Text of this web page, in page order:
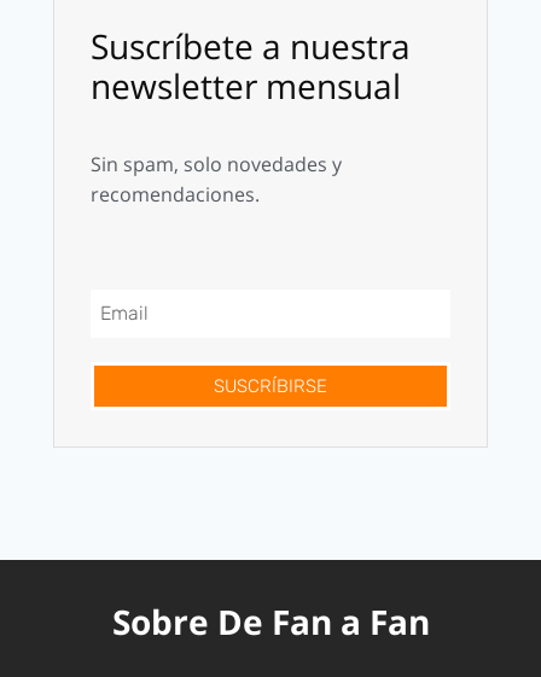
Suscríbete a nuestra
newsletter mensual
Sin spam, solo novedades y
recomendaciones.
SUSCRÍBIRSE
Sobre De Fan a Fan